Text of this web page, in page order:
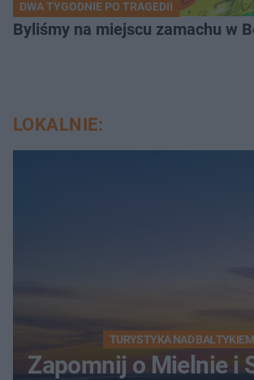
DWA TYGODNIE PO TRAGEDII
Byliśmy na miejscu zamachu w
LOKALNIE:
TURYSTYKA NAD BAŁTYKIEM
Zapomnij o Mielnie i